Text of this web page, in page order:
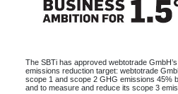
The SBTi has approved webtotrade
emissions reduction target: webtotrade
scope 1 and scope 2 GHG emissions 45%
and to measure and reduce its scope 3